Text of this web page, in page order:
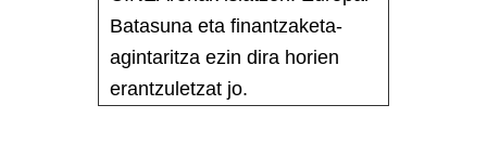
Batasuna eta finantzaketa-
agintaritza ezin dira horien
erantzuletzat jo.